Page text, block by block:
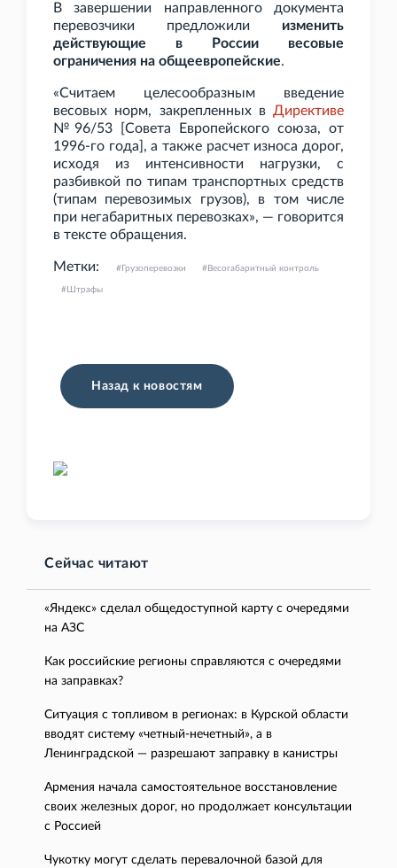
В завершении направленного документа
перевозчики предложили изменить
действующие в России весовые
ограничения на общеевропейские.
«Считаем целесообразным введение
весовых норм, закрепленных в Директиве
№96/53 [Совета Европейского союза, от
1996-го года], а также расчет износа дорог,
исходя из интенсивности нагрузки, с
разбивкой по типам транспортных средств
(типам перевозимых грузов), в том числе
при негабаритных перевозках», — говорится
в тексте обращения.
Метки: Грузоперевозки Весогабаритный контроль
Штрафы
Назад к новостям
Сейчас читают
«Яндекс» сделал общедоступной карту с очередями
на АЗС
Как российские регионы справляются с очередями
на заправках?
Ситуация с топливом в регионах: в Курской области
вводят систему «четный-нечетный», а в
Ленинградской — разрешают заправку в канистры
Армения начала самостоятельное восстановление
своих железных дорог, но продолжает консультации
с Россией
Чукотку могут сделать перевалочной базой для